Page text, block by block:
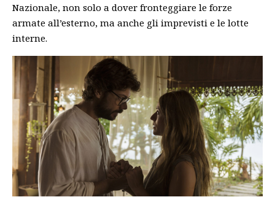
Nazionale, non solo a dover fronteggiare le forze
armate all’esterno, ma anche gli imprevisti e le lotte
interne.